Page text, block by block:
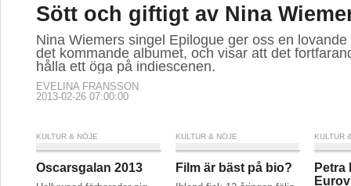
Sött och giftigt av Nina
Nina Wiemers singel Epilogue ger oss en
det kommande albumet, och visar att det
hålla ett öga på indiescenen.
EVELINA FRANSSON
2013-02-26 07:00:00
KULTUR & NÖJE
Oscarsgalan 2013
KULTUR & NÖJE
Film är bäst på bio?
KULTUR
Petra